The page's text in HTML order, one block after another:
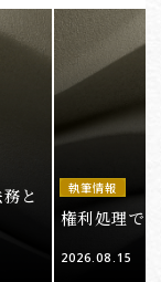
と
執筆情報
権利処理で
2026.08.15